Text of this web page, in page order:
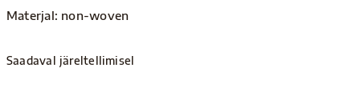
Materjal: non-woven
Saadaval järeltellimisel